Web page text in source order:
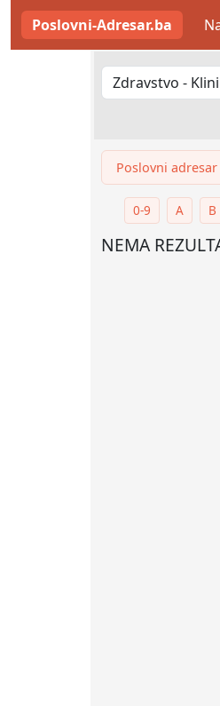
Poslovni-Adresar.ba
Poslovni adresar
0-9 A B
NEMA